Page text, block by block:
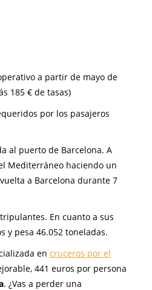
a partir de mayo de
185 € de tasas)
por los pasajeros
al puerto de Barcelona. A
Mediterráneo haciendo un
a Barcelona durante 7
En cuanto a sus
y pesa 46.052 toneladas.
en cruceros por el
441 euros por persona
. ¿Vas a perder una